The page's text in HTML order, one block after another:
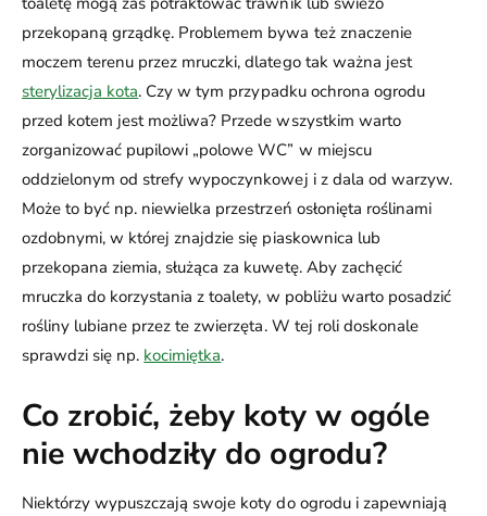
przekopaną grządkę. Problemem bywa też znaczenie
moczem terenu przez mruczki, dlatego tak ważna jest
sterylizacja kota. Czy w tym przypadku ochrona ogrodu
przed kotem jest możliwa? Przede wszystkim warto
zorganizować pupilowi „polowe WC” w miejscu
oddzielonym od strefy wypoczynkowej i z dala od warzyw.
Może to być np. niewielka przestrzeń osłonięta roślinami
ozdobnymi, w której znajdzie się piaskownica lub
przekopana ziemia, służąca za kuwetę. Aby zachęcić
mruczka do korzystania z toalety, w pobliżu warto posadzić
rośliny lubiane przez te zwierzęta. W tej roli doskonale
sprawdzi się np. kocimiętka.
Co zrobić, żeby koty w ogóle
nie wchodziły do ogrodu?
Niektórzy wypuszczają swoje koty do ogrodu i zapewniają